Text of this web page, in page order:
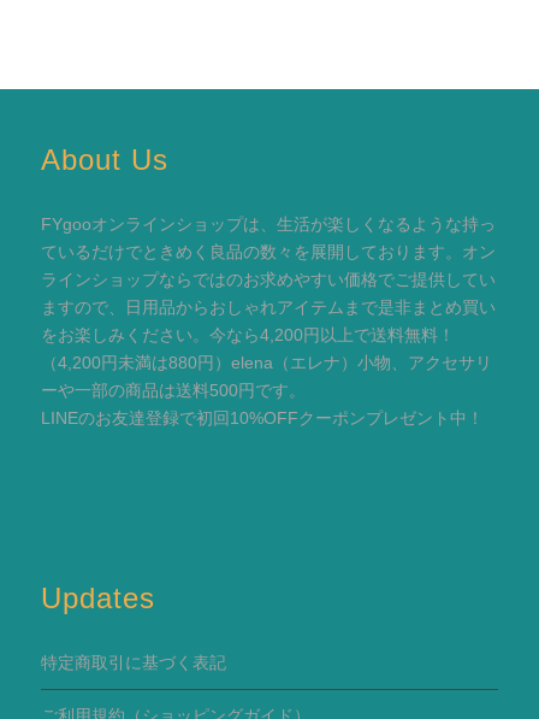
About Us
FYgooオンラインショップは、生活が楽しくなるような持っ
ているだけでときめく良品の数々を展開しております。オン
ラインショップならではのお求めやすい価格でご提供してい
ますので、日用品からおしゃれアイテムまで是非まとめ買い
をお楽しみください。今なら4,200円以上で送料無料！
（4,200円未満は880円）elena（エレナ）小物、アクセサリ
ーや一部の商品は送料500円です。
LINEのお友達登録で初回10%OFFクーポンプレゼント中！
Updates
特定商取引に基づく表記
ご利用規約 （ショッピングガイド）